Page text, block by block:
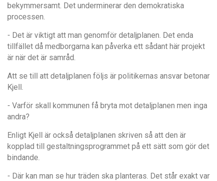
bekymmersamt. Det underminerar den demokratiska
processen.
- Det är viktigt att man genomför detaljplanen. Det enda
tillfället då medborgarna kan påverka ett sådant här projekt
är när det är samråd.
Att se till att detaljplanen följs är politikernas ansvar betonar
Kjell.
- Varför skall kommunen få bryta mot detaljplanen men inga
andra?
Enligt Kjell är också detaljplanen skriven så att den är
kopplad till gestaltningsprogrammet på ett sätt som gör det
bindande.
- Där kan man se hur träden ska planteras. Det står exakt var